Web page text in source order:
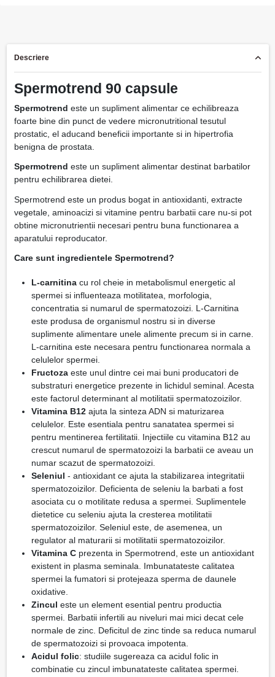
Descriere
Spermotrend 90 capsule
Spermotrend este un supliment alimentar ce echilibreaza
foarte bine din punct de vedere micronutritional tesutul
prostatic, el aducand beneficii importante si in hipertrofia
benigna de prostata.
Spermotrend este un supliment alimentar destinat barbatilor
pentru echilibrarea dietei.
Spermotrend este un produs bogat in antioxidanti, extracte
vegetale, aminoacizi si vitamine pentru barbatii care nu-si pot
obtine micronutrientii necesari pentru buna functionarea a
aparatului reproducator.
Care sunt ingredientele Spermotrend?
L-carnitinacu rol cheie in metabolismul energetic al
spermei si influenteaza motilitatea, morfologia,
concentratia si numarul de spermatozoizi. L-Carnitina
este produsa de organismul nostru si in diverse
suplimente alimentare unele alimente precum si in carne.
L-carnitina este necesara pentru functionarea normala a
celulelor spermei.
Fructozaeste unul dintre cei mai buni producatori de
substraturi energetice prezente in lichidul seminal. Acesta
este factorul determinant al motilitatii spermatozoizilor.
Vitamina B12ajuta la sinteza ADN si maturizarea
celulelor. Este esentiala pentru sanatatea spermei si
pentru mentinerea fertilitatii. Injectiile cu vitamina B12 au
crescut numarul de spermatozoizi la barbatii ce aveau un
numar scazut de spermatozoizi.
Seleniul - antioxidant ce ajuta la stabilizarea integritatii
spermatozoizilor. Deficienta de seleniu la barbati a fost
asociata cu o motilitate redusa a spermei. Suplimentele
dietetice cu seleniu ajuta la cresterea motilitatii
spermatozoizilor. Seleniul este, de asemenea, un
regulator al maturarii si motilitatii spermatozoizilor.
Vitamina Cprezenta in Spermotrend, este un antioxidant
existent in plasma seminala. Imbunatateste calitatea
spermei la fumatori si protejeaza sperma de daunele
oxidative.
Zincul este un element esential pentru productia
spermei. Barbatii infertili au niveluri mai mici decat cele
normale de zinc. Deficitul de zinc tinde sa reduca numarul
de spermatozoizi si provoaca impotenta.
Acidul folic: studiile sugereaza ca acidul folic in
combinatie cu zincul imbunatateste calitatea spermei.